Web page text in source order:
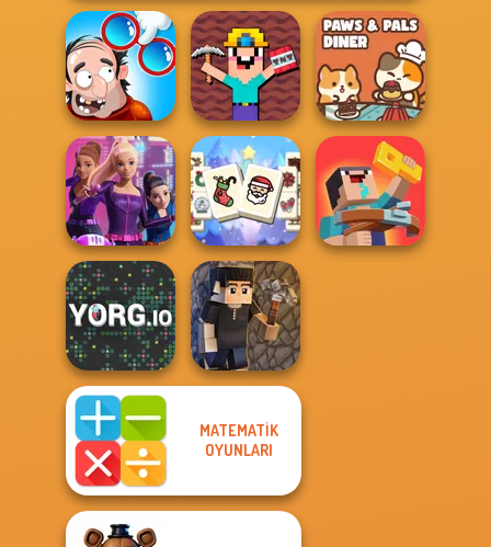
DOP Puzzle:
Displace One Part
Noob Miner:
Escape From
Prison
Paws & Pals
Diner
Spy Squad
Academy
Mahjong
Christmas
Holiday
YORG.io
MATEMATIK
OYUNLARI